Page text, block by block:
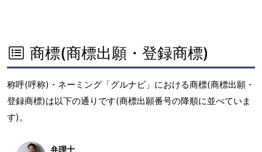
商標(商標出願・登録商標)
称呼(呼称)・ネーミング「グルナビ」における商標(商標出願・
登録商標)は以下の通りです(商標出願番号の降順に並べていま
す)。
弁理士